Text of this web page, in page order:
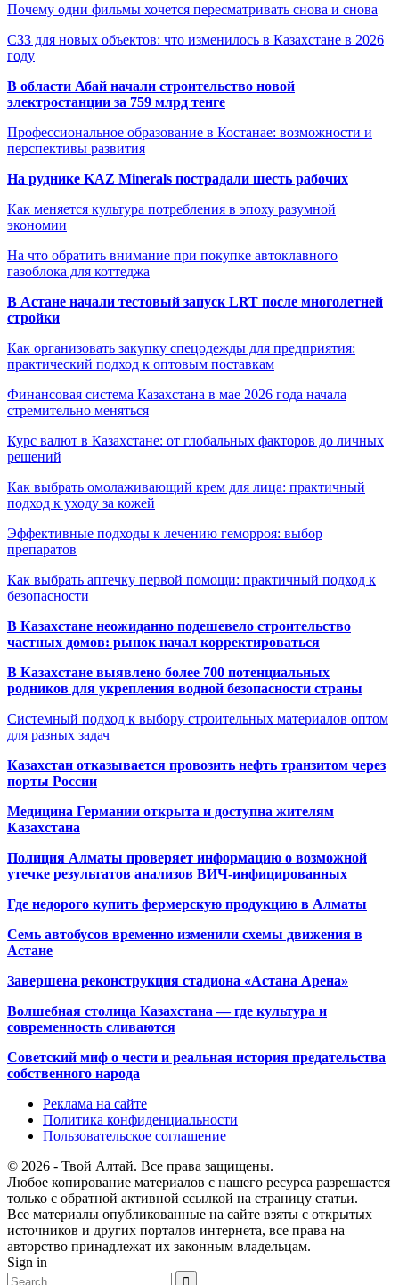
Почему одни фильмы хочется пересматривать снова и снова
СЗЗ для новых объектов: что изменилось в Казахстане в 2026
году
В области Абай начали строительство новой
электростанции за 759 млрд тенге
Профессиональное образование в Костанае: возможности и
перспективы развития
На руднике KAZ Minerals пострадали шесть рабочих
Как меняется культура потребления в эпоху разумной
экономии
На что обратить внимание при покупке автоклавного
газоблока для коттеджа
В Астане начали тестовый запуск LRT после многолетней
стройки
Как организовать закупку спецодежды для предприятия:
практический подход к оптовым поставкам
Финансовая система Казахстана в мае 2026 года начала
стремительно меняться
Курс валют в Казахстане: от глобальных факторов до личных
решений
Как выбрать омолаживающий крем для лица: практичный
подход к уходу за кожей
Эффективные подходы к лечению геморроя: выбор
препаратов
Как выбрать аптечку первой помощи: практичный подход к
безопасности
В Казахстане неожиданно подешевело строительство
частных домов: рынок начал корректироваться
В Казахстане выявлено более 700 потенциальных
родников для укрепления водной безопасности страны
Системный подход к выбору строительных материалов оптом
для разных задач
Казахстан отказывается провозить нефть транзитом через
порты России
Медицина Германии открыта и доступна жителям
Казахстана
Полиция Алматы проверяет информацию о возможной
утечке результатов анализов ВИЧ-инфицированных
Где недорого купить фермерскую продукцию в Алматы
Семь автобусов временно изменили схемы движения в
Астане
Завершена реконструкция стадиона «Астана Арена»
Волшебная столица Казахстана — где культура и
современность сливаются
Советский миф о чести и реальная история предательства
собственного народа
Реклама на сайте
Политика конфиденциальности
Пользовательское соглашение
© 2026 - Твой Алтай. Все права защищены.
Любое копирование материалов с нашего ресурса разрешается
только с обратной активной ссылкой на страницу статьи.
Все материалы опубликованные на сайте взяты с открытых
источников и других порталов интернета, все права на
авторство принадлежат их законным владельцам.
Sign in